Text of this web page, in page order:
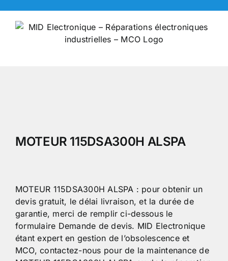
content
MOTEUR 115DSA300H ALSPA
MOTEUR 115DSA300H ALSPA : pour obtenir un
devis gratuit, le délai livraison, et la durée de
garantie, merci de remplir ci-dessous le
formulaire Demande de devis. MID Electronique
étant expert en gestion de l’obsolescence et
MCO, contactez-nous pour de la maintenance de